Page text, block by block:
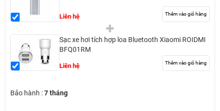
Liên hệ Thêm vào giỏ hàng
Sạc xe hơi tích hợp loa Bluetooth Xiaomi ROIDMI
BFQ01RM
Liên hệ Thêm vào giỏ hàng
Bảo hành :7 tháng